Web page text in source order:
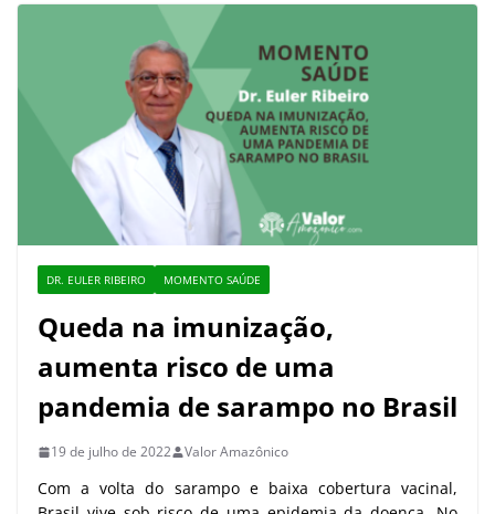
DR. EULER RIBEIRO MOMENTO SAÚDE
Queda na imunização,
aumenta risco de uma
pandemia de sarampo no Brasil
19 de julho de 2022 Valor Amazônico
Com a volta do sarampo e baixa cobertura vacinal,